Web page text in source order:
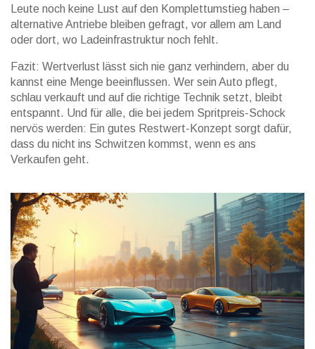
Leute noch keine Lust auf den Komplettumstieg haben –
alternative Antriebe bleiben gefragt, vor allem am Land
oder dort, wo Ladeinfrastruktur noch fehlt.
Fazit: Wertverlust lässt sich nie ganz verhindern, aber du
kannst eine Menge beeinflussen. Wer sein Auto pflegt,
schlau verkauft und auf die richtige Technik setzt, bleibt
entspannt. Und für alle, die bei jedem Spritpreis-Schock
nervös werden: Ein gutes Restwert-Konzept sorgt dafür,
dass du nicht ins Schwitzen kommst, wenn es ans
Verkaufen geht.